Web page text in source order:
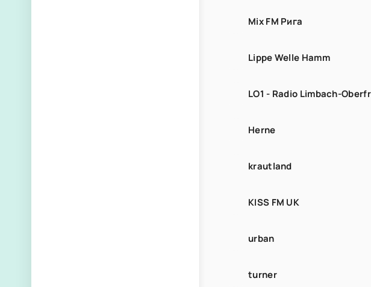
Mix FM Рига
Lippe Welle Hamm
LO1 - Radio Limbach-
Herne
krautland
KISS FM UK
urban
turner